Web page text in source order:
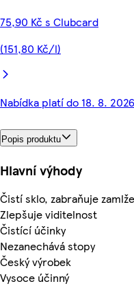
75,90 Kč s Clubcard
(151,80 Kč/l)
Nabídka platí do 18. 8. 2026
Popis produktu
Hlavní výhody
Čistí sklo, zabraňuje
Zlepšuje viditelnost
Čistící účinky
Nezanechává stopy
Český výrobek
Vysoce účinný